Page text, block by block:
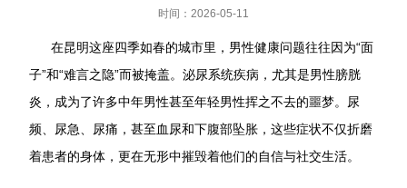
时间：2026-05-11
在昆明这座四季如春的城市里，男性健康问题往往因为“面
子”和“难言之隐”而被掩盖。泌尿系统疾病，尤其是男性膀胱
炎，成为了许多中年男性甚至年轻男性挥之不去的噩梦。尿
频、尿急、尿痛，甚至血尿和下腹部坠胀，这些症状不仅折磨
着患者的身体，更在无形中摧毁着他们的自信与社交生活。